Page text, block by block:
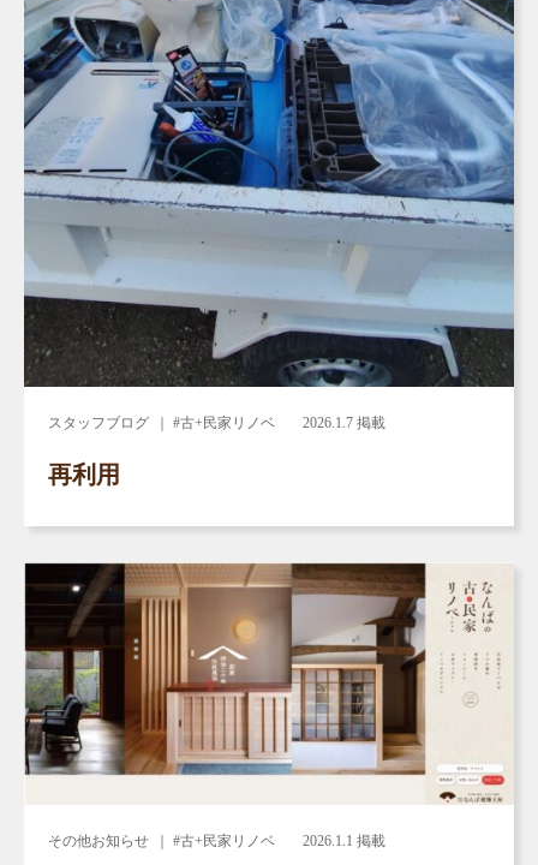
スタッフブログ ｜ #古+民家リノベ 2026.1.7 掲載
再利用
その他お知らせ ｜ #古+民家リノベ 2026.1.1 掲載